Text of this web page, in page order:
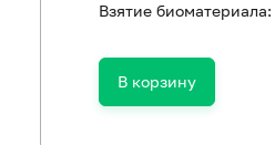
Взятие биоматериала:
В корзину